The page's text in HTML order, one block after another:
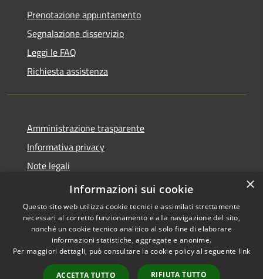
Prenotazione appuntamento
Segnalazione disservizio
Leggi le FAQ
Richiesta assistenza
Amministrazione trasparente
Informativa privacy
Note legali
Dichiarazione di accessibilità
Accessibilità
Copyright © 2026 • Comune di
Pessano con Bornago •
Powered byMunicipium
×
Informazioni sui cookie
Questo sito web utilizza cookie tecnici e assimilati strettamente
necessari al corretto funzionamento e alla navigazione del sito,
nonché un cookie tecnico analitico al solo fine di elaborare
informazioni statistiche, aggregate e anonime.
Per maggiori dettagli, può consultare la cookie policy al seguente link
ACCETTA TUTTO RIFIUTA TUTTO